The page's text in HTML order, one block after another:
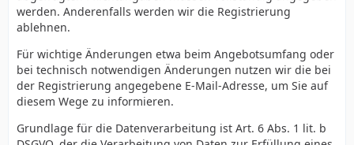
werden. Anderenfalls werden wir die Registrierung
ablehnen.
Für wichtige Änderungen etwa beim Angebotsumfang oder
bei technisch notwendigen Änderungen nutzen wir die bei
der Registrierung angegebene E-Mail-Adresse, um Sie auf
diesem Wege zu informieren.
Grundlage für die Datenverarbeitung ist Art. 6 Abs. 1 lit. b